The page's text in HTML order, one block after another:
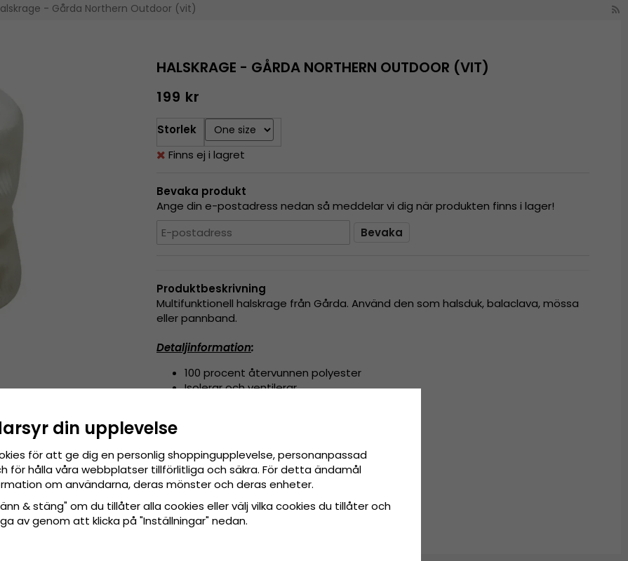
- Gårda Northern Outdoor (vit)
HALSKRAGE - GÅRDA NORTHERN OUTDOOR (VIT)
199 kr
Storlek
Finns ej i lagret
Bevaka produkt
Ange din e-postadress nedan så meddelar vi dig när produkten finns i lager!
Bevaka
Produktbeskrivning
Multifunktionell halskrage från Gårda. Använd den som halsduk, balaclava, mössa
eller pannband.
Detaljinformation:
100 procent återvunnen polyester
Isolerar och ventilerar
Storleksinformation:One size - passar alla
din upplevelse
för att ge dig en personlig shoppingupplevelse, personanpassad
för hålla våra webbplatser tillförlitliga och säkra. För detta ändamål
om användarna, deras mönster och deras enheter.
& stäng" om du tillåter alla cookies eller välj vilka cookies du tillåter och
av genom att klicka på "Inställningar" nedan.